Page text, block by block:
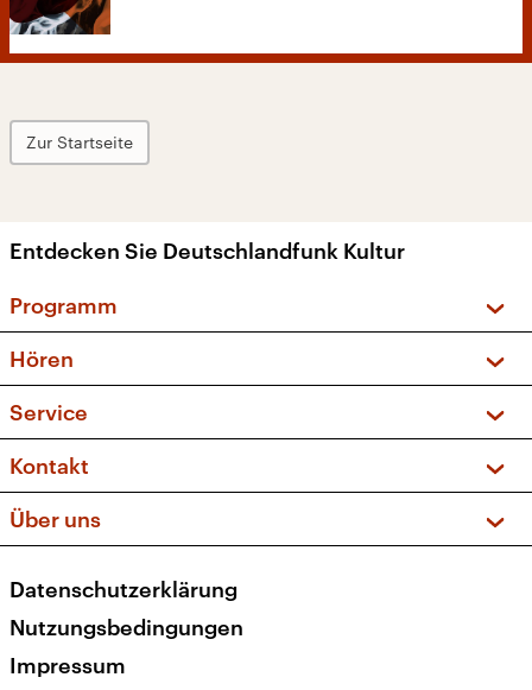
Zur Startseite
Entdecken Sie Deutschlandfunk Kultur
Programm
Sendungen und Podcasts
Musikliste
Kakadu – Das Kinderprogramm
Hören
Frequenzen (UKW + DAB+)
Service
FAQ
Apps
Newsletter
Veranstaltungen
Kontakt
Social Media
Über uns
Presse
Karriere
Transparenz
Datenschutzerklärung
Nutzungsbedingungen
Impressum